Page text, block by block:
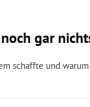
gar
schaffte und